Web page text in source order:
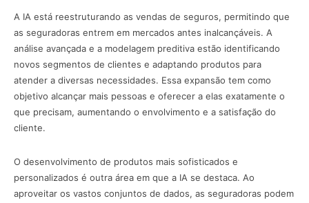
A IA está reestruturando as vendas de seguros, permitindo que
as seguradoras entrem em mercados antes inalcançáveis. A
análise avançada e a modelagem preditiva estão identificando
novos segmentos de clientes e adaptando produtos para
atender a diversas necessidades. Essa expansão tem como
objetivo alcançar mais pessoas e oferecer a elas exatamente o
que precisam, aumentando o envolvimento e a satisfação do
cliente.
O desenvolvimento de produtos mais sofisticados e
personalizados é outra área em que a IA se destaca. Ao
aproveitar os vastos conjuntos de dados, as seguradoras podem